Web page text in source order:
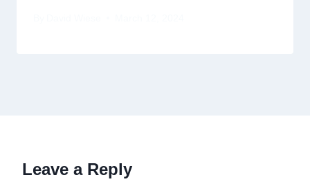
Leave a Reply